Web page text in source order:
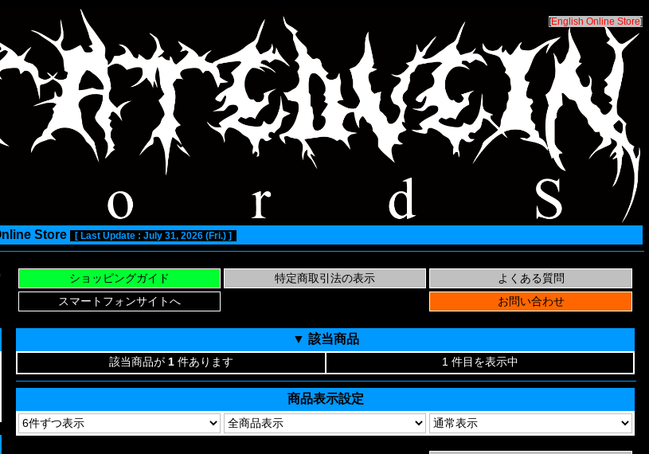
[English Online Store]
Store [ Last Update : July 31, 2026 (Fri.) ]
▼ 該当商品
該当商品が 1 件あります 1 件目を表示中
商品表示設定